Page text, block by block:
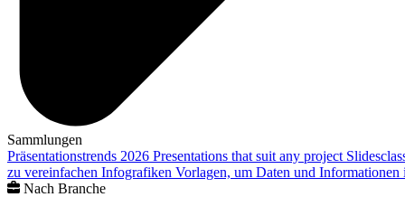
Sammlungen
Präsentationstrends 2026 Presentations that suit any project
zu vereinfachen Infografiken Vorlagen, um Daten und
Nach Branche